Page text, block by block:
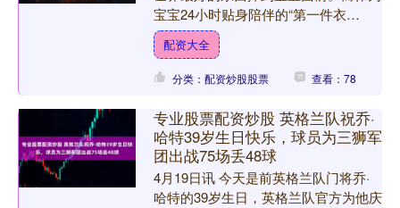
宝宝24小时贴身陪伴的“第一件衣
服”——纸尿裤，它的选择尤其重要。
新生宝宝的肌肤厚度仅有成人....
配资大全
分类：配资炒股股票 查看：78
专业股票配资炒股 英格兰队祝乔·
哈特39岁生日快乐，球员为三狮军
团出战75场丢48球
4月19日讯 今天是前英格兰队门将乔·
哈特的39岁生日，英格兰队官方为他庆